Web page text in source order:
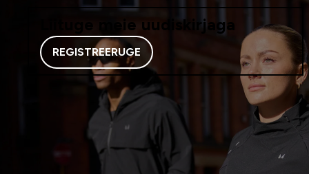
Liituge meie uudiskirjaga
REGISTREERUGE